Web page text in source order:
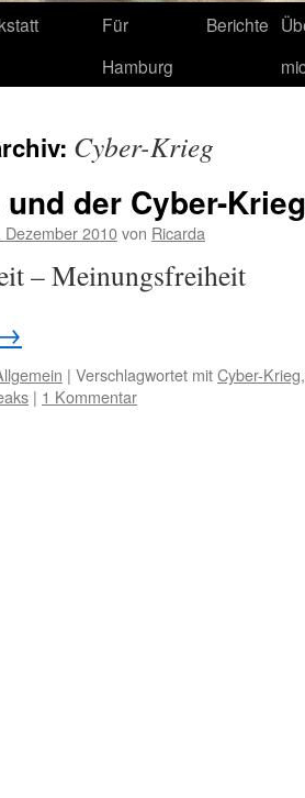
Für
Hamburg
Berichte
Cyber-Krieg
der Cyber-Krieg
Dezember 2010von Ricarda
– Meinungsfreiheit
| Verschlagwortet mitCyber-Krieg
| 1 Kommentar